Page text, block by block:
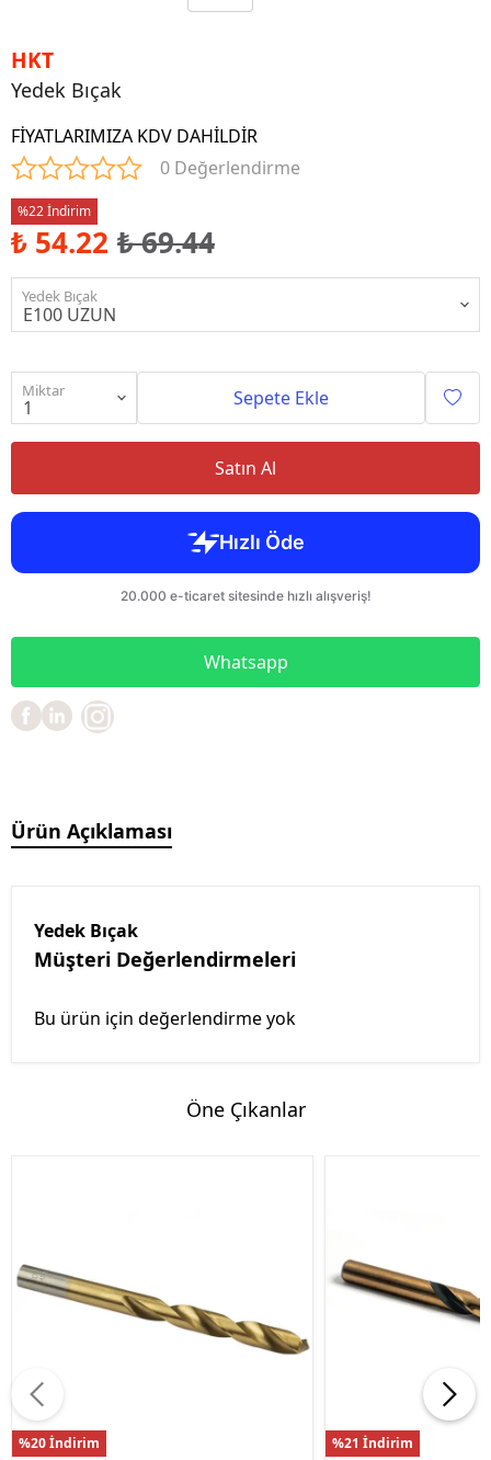
HKT
Yedek Bıçak
FİYATLARIMIZA KDV DAHİLDİR
0 Değerlendirme
%22 İndirim
₺ 54.22 ₺ 69.44
Yedek Bıçak
Miktar Sepete Ekle
Satın Al
Whatsapp
Ürün Açıklaması
Yedek Bıçak
Müşteri Değerlendirmeleri
Bu ürün için değerlendirme yok
Öne Çıkanlar
%20 İndirim %21 İndirim